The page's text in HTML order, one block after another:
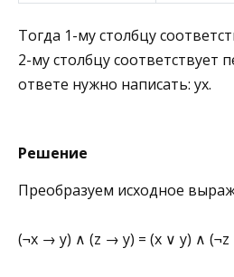
Тогда 1-му столбцу
2-му столбцу соответствует
ответе нужно написать: yx.
Решение
Преобразуем исходное
(¬x → y) ∧ (z → y) = (x ∨ y) ∧ (¬z